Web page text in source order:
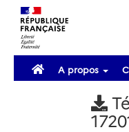
A propos